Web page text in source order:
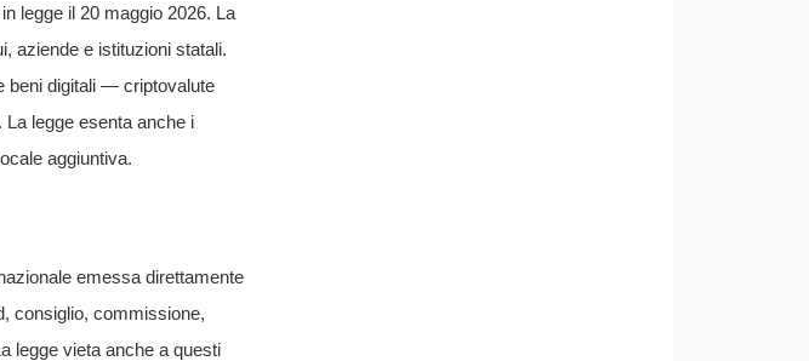
legge il 20 maggio 2026. La
aziende e istituzioni statali.
beni digitali — criptovalute
legge esenta anche i
aggiuntiva.
emessa direttamente
consiglio, commissione,
legge vieta anche a questi